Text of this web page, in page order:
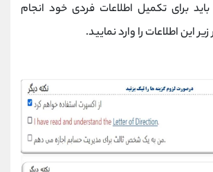
برای تکمیل اطلاعات فردی خود انجام
این اطلاعات را وارد نمایید.